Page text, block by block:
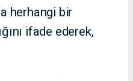
herhangi bir
ifade ederek,